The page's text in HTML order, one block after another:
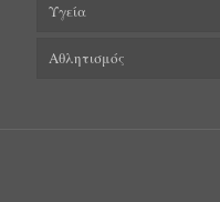
Υγεία
Αθλητισμός